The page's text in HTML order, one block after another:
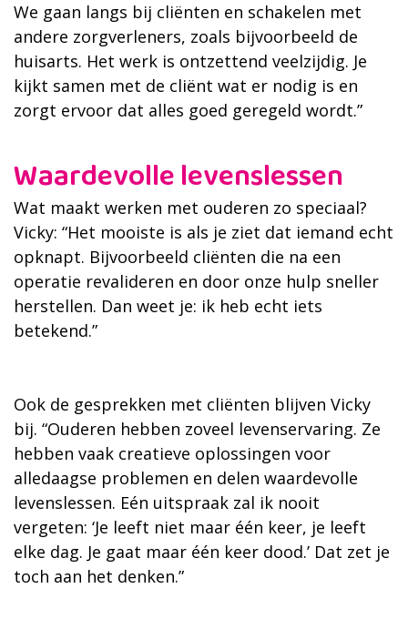
We gaan langs bij cliënten en schakelen met
andere zorgverleners, zoals bijvoorbeeld de
huisarts. Het werk is ontzettend veelzijdig. Je
kijkt samen met de cliënt wat er nodig is en
zorgt ervoor dat alles goed geregeld wordt.”
Waardevolle levenslessen
Wat maakt werken met ouderen zo speciaal?
Vicky: “Het mooiste is als je ziet dat iemand echt
opknapt. Bijvoorbeeld cliënten die na een
operatie revalideren en door onze hulp sneller
herstellen. Dan weet je: ik heb echt iets
betekend.”
Ook de gesprekken met cliënten blijven Vicky
bij. “Ouderen hebben zoveel levenservaring. Ze
hebben vaak creatieve oplossingen voor
alledaagse problemen en delen waardevolle
levenslessen. Eén uitspraak zal ik nooit
vergeten: ‘Je leeft niet maar één keer, je leeft
elke dag. Je gaat maar één keer dood.’ Dat zet je
toch aan het denken.”